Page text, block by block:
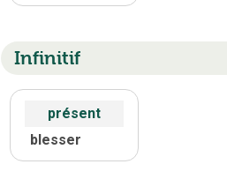
Infinitif
présent
blesser